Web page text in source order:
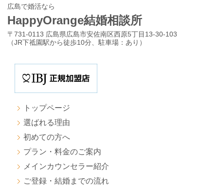
広島で婚活なら
HappyOrange結婚相談所
〒731-0113 広島県広島市安佐南区西原5丁目13-30-103
（JR下祗園駅から徒歩10分、駐車場：あり）
トップページ
選ばれる理由
初めての方へ
プラン・料金のご案内
メインカウンセラー紹介
ご登録・結婚までの流れ